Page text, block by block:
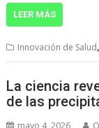
LEER MÁS
Innovación de Salud
La ciencia
de las
mayo 4, 2026